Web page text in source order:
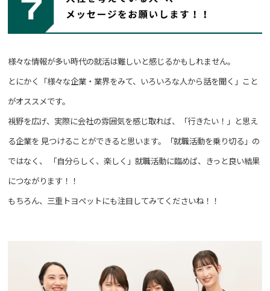
様々な情報が多い時代の就活は難しいと感じるかもしれません。
とにかく「様々な企業・業界をみて、いろいろな人から話を聞く」こと
がオススメです。
視野を広げ、実際に会社の雰囲気を感じ取れば、「行きたい！」と思え
る企業を 見つけることができると思います。「就職活動を乗り切る」の
ではなく、
「自分らしく、楽しく」就職活動に臨めば、きっと良い結果
につながります！！
もちろん、三重トヨペットにも注目してみてくださいね！！